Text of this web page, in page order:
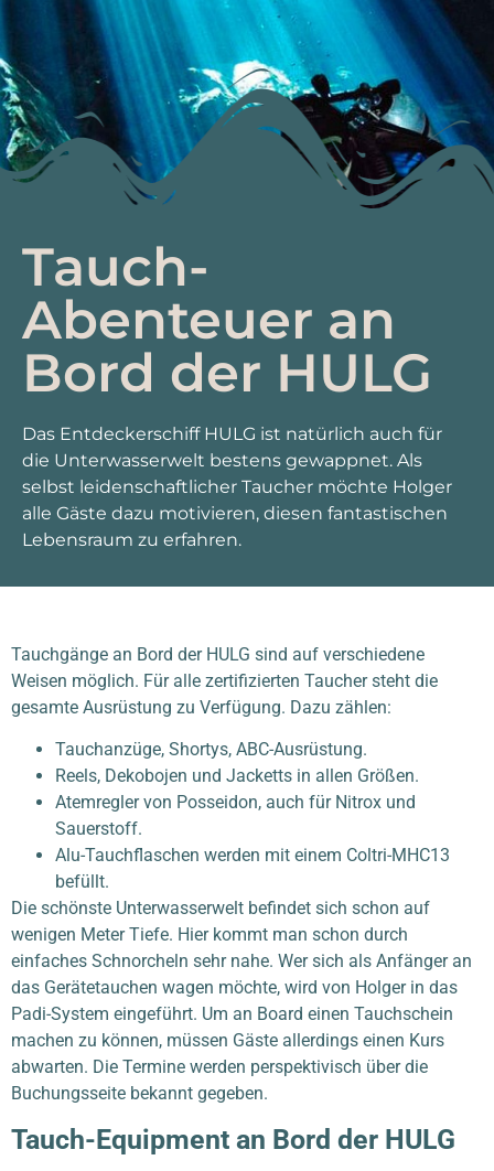
Tauch-
Abenteuer an
Bord der HULG
Das Entdeckerschiff HULG ist natürlich auch für
die Unterwasserwelt bestens gewappnet. Als
selbst leidenschaftlicher Taucher möchte Holger
alle Gäste dazu motivieren, diesen fantastischen
Lebensraum zu erfahren.
Tauchgänge an Bord der HULG sind auf verschiedene
Weisen möglich. Für alle zertifizierten Taucher steht die
gesamte Ausrüstung zu Verfügung. Dazu zählen:
Tauchanzüge, Shortys, ABC-Ausrüstung.
Reels, Dekobojen und Jacketts in allen Größen.
Atemregler von Posseidon, auch für Nitrox und
Sauerstoff.
Alu-Tauchflaschen werden mit einem Coltri-MHC13
befüllt.
Die schönste Unterwasserwelt befindet sich schon auf
wenigen Meter Tiefe. Hier kommt man schon durch
einfaches Schnorcheln sehr nahe. Wer sich als Anfänger an
das Gerätetauchen wagen möchte, wird von Holger in das
Padi-System eingeführt. Um an Board einen Tauchschein
machen zu können, müssen Gäste allerdings einen Kurs
abwarten. Die Termine werden perspektivisch über die
Buchungsseite bekannt gegeben.
Tauch-Equipment an Bord der HULG